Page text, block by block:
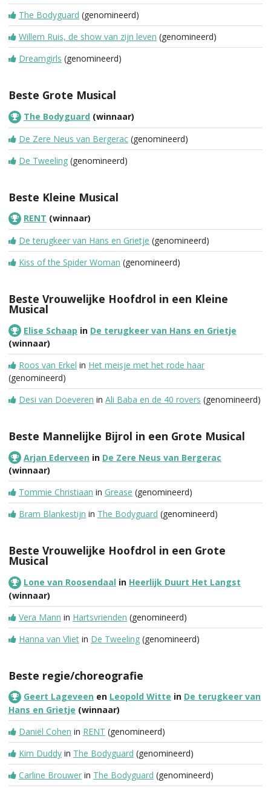
The Bodyguard (genomineerd)
Willem Ruis, de show van zijn leven (genomineerd)
Dreamgirls (genomineerd)
Beste Grote Musical
The Bodyguard (winnaar)
De Zere Neus van Bergerac (genomineerd)
De Tweeling (genomineerd)
Beste Kleine Musical
RENT (winnaar)
De terugkeer van Hans en Grietje (genomineerd)
Kiss of the Spider Woman (genomineerd)
Beste Vrouwelijke Hoofdrol in een Kleine
Musical
Elise Schaap in De terugkeer van Hans en Grietje
(winnaar)
Roos van Erkel in Het meisje met het rode haar
(genomineerd)
Desi van Doeveren in Ali Baba en de 40 rovers (genomineerd)
Beste Mannelijke Bijrol in een Grote Musical
Arjan Ederveen in De Zere Neus van Bergerac
(winnaar)
Tommie Christiaan in Grease (genomineerd)
Bram Blankestijn in The Bodyguard (genomineerd)
Beste Vrouwelijke Hoofdrol in een Grote
Musical
Lone van Roosendaal in Heerlijk Duurt Het Langst
(winnaar)
Vera Mann in Hartsvrienden (genomineerd)
Hanna van Vliet in De Tweeling (genomineerd)
Beste regie/choreografie
Geert Lageveen en Leopold Witte in De terugkeer van
Hans en Grietje (winnaar)
Daniël Cohen in RENT (genomineerd)
Kim Duddy in The Bodyguard (genomineerd)
Carline Brouwer in The Bodyguard (genomineerd)